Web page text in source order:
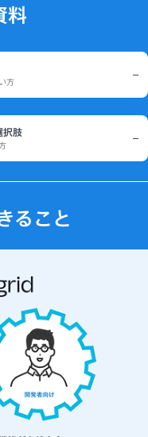
料
方
択肢
ること